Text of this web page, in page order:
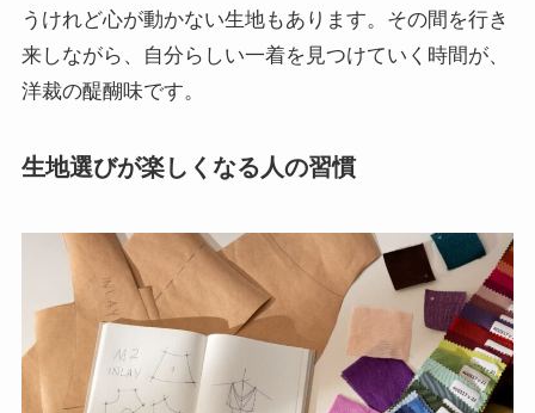
うけれど心が動かない生地もあります。その間を行き
来しながら、自分らしい一着を見つけていく時間が、
洋裁の醍醐味です。
生地選びが楽しくなる人の習慣